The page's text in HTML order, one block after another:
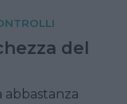
del
abbastanza